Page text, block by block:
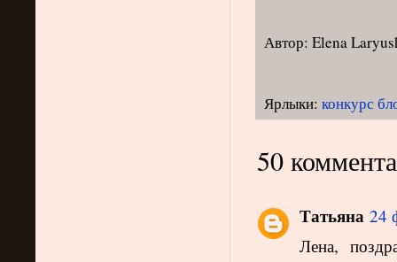
Автор: Elena
Ярлыки: конкурс
50
Татьяна 24
Лена,